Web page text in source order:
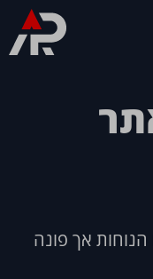
הנוחות אך פונה